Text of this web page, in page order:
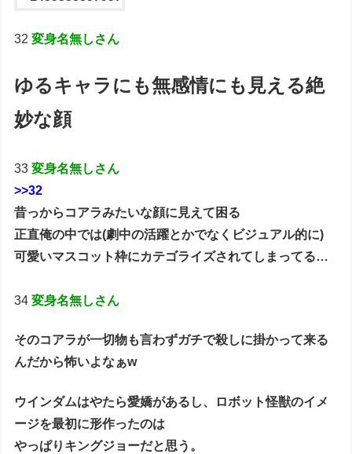
32 変身名無しさん
ゆるキャラにも無感情にも見える絶
妙な顔
33 変身名無しさん
>>32
昔っからコアラみたいな顔に見えて困る
正直俺の中では(劇中の活躍とかでなくビジュアル的に)
可愛いマスコット枠にカテゴライズされてしまってる…
34 変身名無しさん
そのコアラが一切物も言わずガチで殺しに掛かって来る
んだから怖いよなぁw
ウインダムはやたら愛嬌があるし、ロボット怪獣のイメ
ージを最初に形作ったのは
やっぱりキングジョーだと思う。